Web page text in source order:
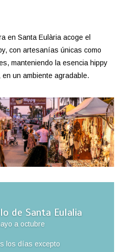
en Santa Eulària acoge el
con artesanías únicas como
manteniendo la esencia hippy
un ambiente agradable.
de Santa Eulalia
a octubre
los días excepto